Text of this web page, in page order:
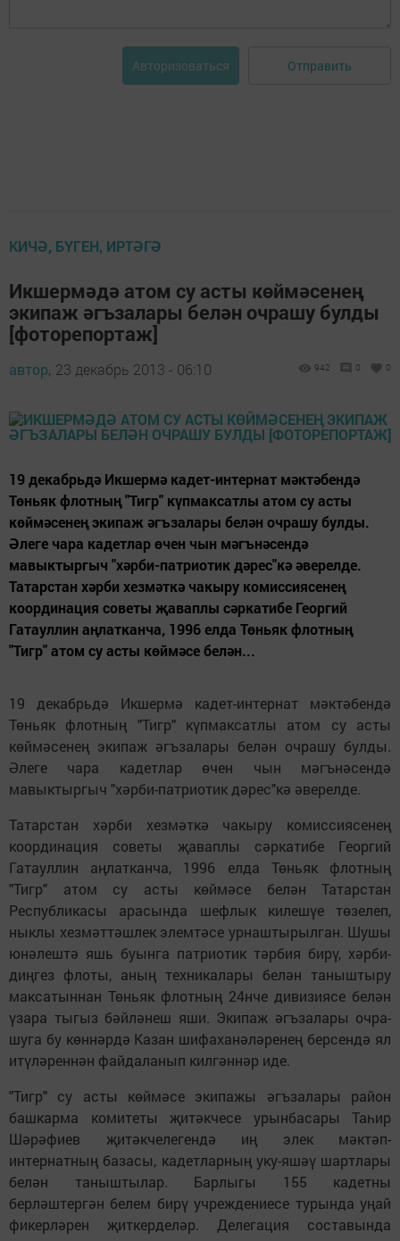
Авторизоваться Отправить
КИЧӘ, БҮГЕН, ИРТӘГӘ
Икшермәдә атом су асты көймәсенең
экипаж әгъзалары белән очрашу булды
[фоторепортаж]
автор, 23 декабрь 2013 - 06:10 942 0 0
19 декабрьдә Икшер­мә кадет-интернат мәктә­бендә
Төньяк флотның "Тигр" күпмаксатлы атом су асты
көймәсенең экипаж әгъзалары белән очрашу булды.
Әлеге чара кадетлар өчен чын мәгънәсендә
мавыктыргыч "хәрби-патриотик дәрес"кә әверелде.
Татарстан хәрби хезмәт­кә чакыру комиссиясенең
координация советы җа­вап­лы сәркатибе Геор­гий
Гатауллин аңлатканча, 1996 елда Төньяк флот­ның
"Тигр" атом су асты көймәсе белән...
19 декабрьдә Икшер­мә кадет-интернат мәктә­бендә
Төньяк флотның "Тигр" күпмаксатлы атом су асты
көймәсенең экипаж әгъзалары белән очрашу булды.
Әлеге чара кадетлар өчен чын мәгънәсендә
мавыктыргыч "хәрби-патриотик дәрес"кә әверелде.
Татарстан хәрби хезмәт­кә чакыру комиссиясенең
координация советы җа­вап­лы сәркатибе Геор­гий
Гатауллин аңлатканча, 1996 елда Төньяк флот­ның
"Тигр" атом су асты көймәсе белән Та­тарстан
Республикасы арасында шефлык ки­лешүе төзелеп,
ныклы хезмәттәшлек элемтәсе урнаштырылган. Шушы
юнәлештә яшь буынга патриотик тәрбия бирү, хәрби-
диңгез флоты, аның техникалары белән таныштыру
максатыннан Төньяк флотның 24нче дивизиясе белән
үзара тыгыз бәйләнеш яши. Экипаж әгъзалары очра­
шуга бу көннәрдә Казан шифаханәләренең берсендә ял
итүләреннән файдаланып килгәннәр иде.
"Тигр" су асты көймәсе экипажы әгъзалары район
башкарма комитеты җитәкчесе урынбасары Таһир
Шәрәфиев җи­тәкчелегендә иң элек мәктәп-
интернатның базасы, кадетларның уку-яшәү шартлары
белән таныштылар. Барлыгы 155 кадетны
берләштергән белем бирү учреждениесе турында уңай
фикерләрен җиткерделәр. Делегация составында